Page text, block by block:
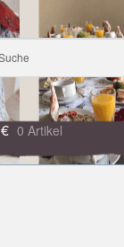
€ 0 Artikel